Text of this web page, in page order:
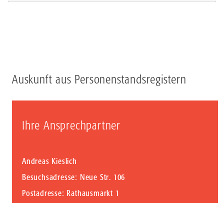
Auskunft aus Personenstandsregistern
Ihre Ansprechpartner
Andreas Kieslich
Besuchsadresse: Neue Str. 106
Postadresse: Rathausmarkt 1